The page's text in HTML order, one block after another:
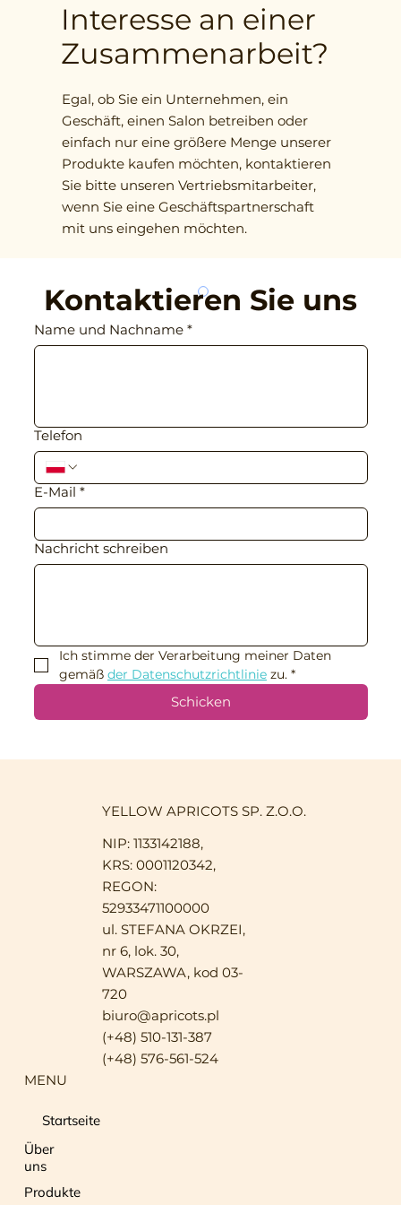
Produktformen – von ganzen
Früchten über Scheiben bis hin
zu fein gehackten Zutaten –
Interesse an einer
Zusammenarbeit?
Egal, ob Sie ein Unternehmen, ein
Geschäft, einen Salon betreiben oder
einfach nur eine größere Menge unserer
Produkte kaufen möchten, kontaktieren
Sie bitte unseren Vertriebsmitarbeiter,
wenn Sie eine Geschäftspartnerschaft
mit uns eingehen möchten.
Kontaktieren Sie uns
Name und Nachname *
Telefon
E-Mail *
Nachricht schreiben
Ich stimme der Verarbeitung meiner Daten
gemäß der Datenschutzrichtlinie zu. *
Schicken
YELLOW APRICOTS SP. Z.O.O.
NIP: 1133142188,
KRS: 0001120342,
REGON:
52933471100000
ul. STEFANA OKRZEI,
nr 6, lok. 30,
WARSZAWA, kod 03-
720
biuro@apricots.pl
(+48) 510-131-387
(+48) 576-561-524
MENU
Startseite
Über
uns
Produkte